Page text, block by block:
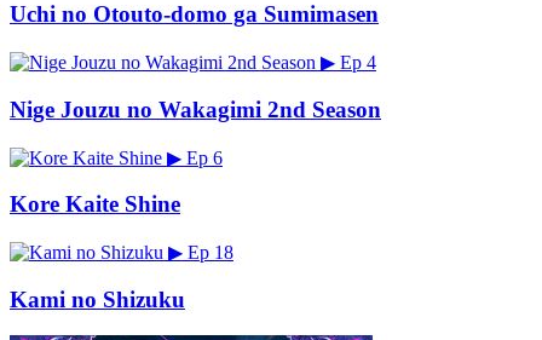
Uchi no Otouto-domo ga Sumimasen
▶ Ep 4
Nige Jouzu no Wakagimi 2nd Season
▶ Ep 6
Kore Kaite Shine
▶ Ep 18
Kami no Shizuku